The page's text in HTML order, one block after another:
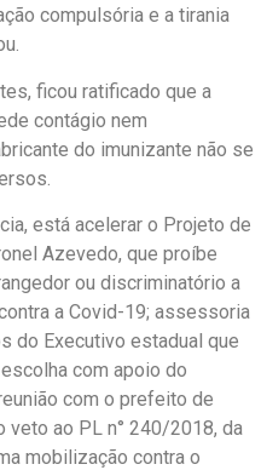
compulsória e a tirania
ficou ratificado que a
contágio nem
do imunizante não se
está acelerar o Projeto de
Azevedo, que proíbe
ou discriminatório a
a Covid-19; assessoria
do Executivo estadual que
com apoio do
com o prefeito de
veto ao PL n° 240/2018, da
mobilização contra o